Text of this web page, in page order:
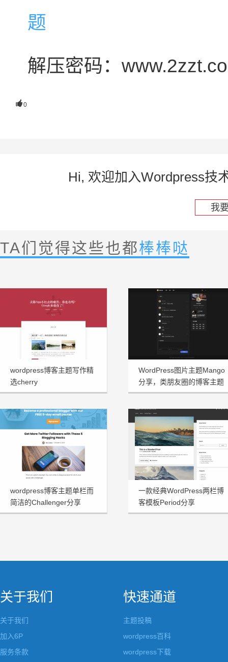
解压密码：
0
Hi, 欢迎加入Wordpress技
我
TA们觉得这些也都棒棒哒
wordpress博客主题写作精
选cherry
WordPress图片主题Mango
分享，类朋友圈的博客主题
wordpress博客主题单栏而
简洁的Challenger分享
一款经典WordPress两栏博
客模板Period分享
关于我们
关于我们
加入6P
服务条款
快速通道
主题投稿
wordpress百科
wordpress下载